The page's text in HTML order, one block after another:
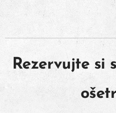
Rezervujte si